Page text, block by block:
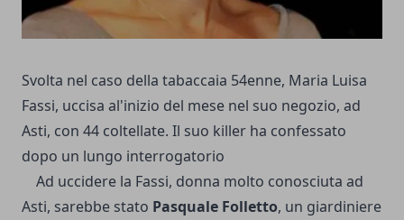
Svolta nel caso della tabaccaia 54enne, Maria Luisa
Fassi, uccisa al'inizio del mese nel suo negozio, ad
Asti, con 44 coltellate. Il suo killer ha confessato
dopo un lungo interrogatorio
Ad uccidere la Fassi, donna molto conosciuta ad
Asti, sarebbe stato Pasquale Folletto, un giardiniere